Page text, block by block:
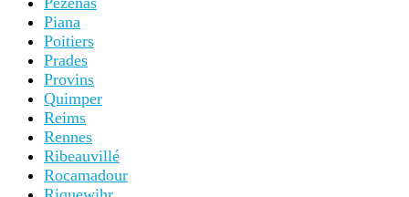
Piana
Poitiers
Prades
Provins
Quimper
Reims
Rennes
Ribeauvillé
Rocamadour